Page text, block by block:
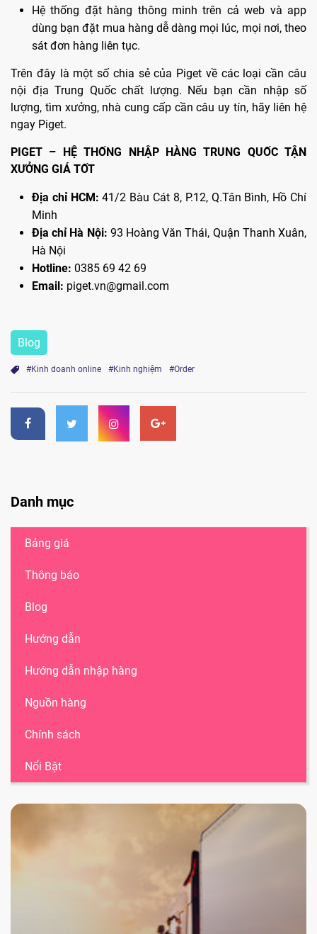
Hệ thống đặt hàng thông minh trên cả web và app
dùng bạn đặt mua hàng dễ dàng mọi lúc, mọi nơi, theo
sát đơn hàng liên tục.
Trên đây là một số chia sẻ của Piget về các loại cần câu
nội địa Trung Quốc chất lượng. Nếu bạn cần nhập số
lượng, tìm xưởng, nhà cung cấp cần câu uy tín, hãy liên hệ
ngay Piget.
PIGET – HỆ THỐNG NHẬP HÀNG TRUNG QUỐC TẬN
XƯỞNG GIÁ TỐT
Địa chỉ HCM: 41/2 Bàu Cát 8, P.12, Q.Tân Bình, Hồ Chí
Minh
Địa chỉ Hà Nội: 93 Hoàng Văn Thái, Quận Thanh Xuân,
Hà Nội
Hotline: 0385 69 42 69
Email: piget.vn@gmail.com
Blog
#Kinh doanh online #Kinh nghiệm #Order
Danh mục
Bảng giá
Thông báo
Blog
Hướng dẫn
Hướng dẫn nhập hàng
Nguồn hàng
Chính sách
Nổi Bật